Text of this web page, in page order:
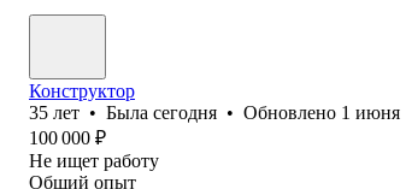
Конструктор
35 лет • Была сегодня • Обновлено 1 июня
100 000 ₽
Не ищет работу
Общий опыт